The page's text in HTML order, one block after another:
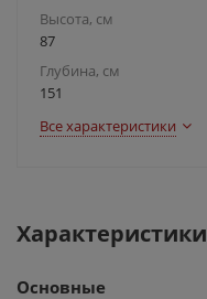
Высота, см
87
Глубина, см
151
Все характеристики
Характеристики
Основные